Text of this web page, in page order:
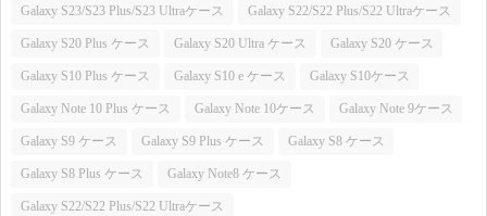
Galaxy S23/S23 Plus/S23 Ultraケース Galaxy S22/S22 Plus/S22 Ultraケース
Galaxy S20 Plus ケース Galaxy S20 Ultra ケース Galaxy S20 ケース
Galaxy S10 Plus ケース Galaxy S10 e ケース Galaxy S10ケース
Galaxy Note 10 Plus ケース Galaxy Note 10ケース Galaxy Note 9ケース
Galaxy S9 ケース Galaxy S9 Plus ケース Galaxy S8 ケース
Galaxy S8 Plus ケース Galaxy Note8 ケース
Galaxy S22/S22 Plus/S22 Ultraケース